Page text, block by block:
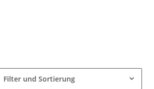
Filter und Sortierung